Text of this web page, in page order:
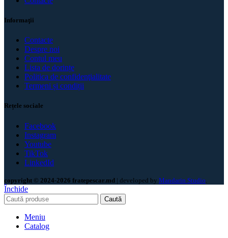
Informaţii
Contacte
Despre noi
Contul meu
Lista de dorințe
Politica de confidenţialitate
Termeni și condiții
Rețele sociale
Facebook
Instagram
Youtube
TikTok
LinkedId
copyright © 2024-2026 fratepescar.md | developed by Mandarin Studio
Închide
Caută
Meniu
Catalog